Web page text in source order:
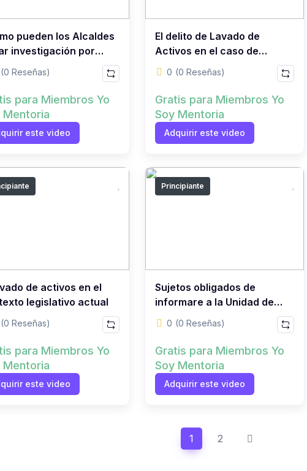
pueden los Alcaldes
investigación por
de Activos?
(0 Reseñas)
para Miembros Yo
Mentoria
este video
El delito de Lavado de
Activos en el caso de
Ollanta Humala
0 (0 Reseñas)
Gratis para Miembros Yo
Soy Mentoria
Adquirir este video
de activos en el
legislativo actual
(0 Reseñas)
para Miembros Yo
Mentoria
este video
Principiante
Sujetos obligados de
informare a la Unidad de
Inteligencia Financiera (UIF)
0 (0 Reseñas)
Gratis para Miembros Yo
Soy Mentoria
Adquirir este video
1 2